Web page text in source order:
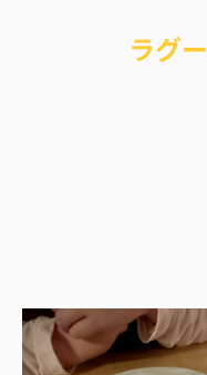
ラグー